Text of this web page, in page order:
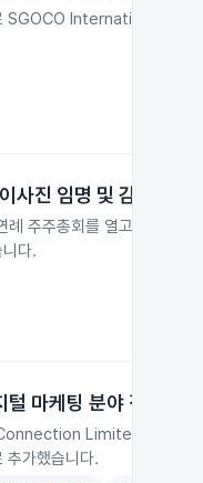
SGOCO International 등과
사진 임명 및 감사인 선
주주총회를 열고 Audit
다.
마케팅 분야 진출
Limited를 통해
추가했습니다.